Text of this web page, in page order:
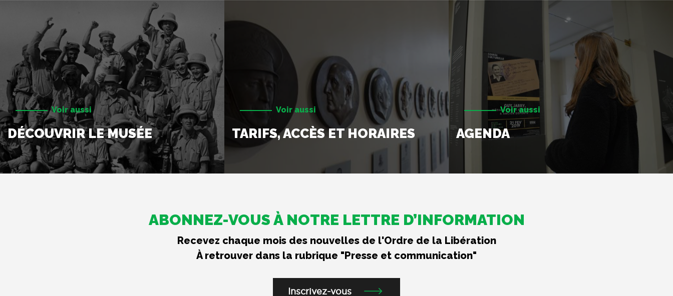
Voir aussi
DÉCOUVRIR LE MUSÉE
Voir aussi
TARIFS, ACCÈS ET HORAIRES
Voir aussi
AGENDA
ABONNEZ-VOUS À NOTRE LETTRE D’INFORMATION
Recevez chaque mois des nouvelles de l'Ordre de la Libération
À retrouver dans la rubrique "Presse et communication"
Inscrivez-vous